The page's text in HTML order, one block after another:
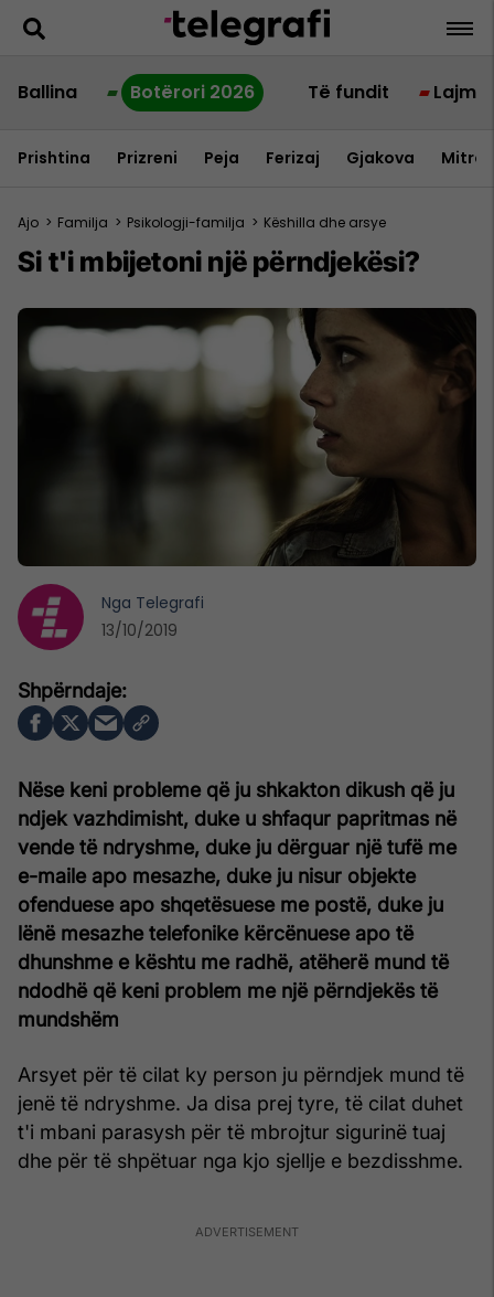
Ballina Botërori 2026 Të fundit Lajme
Prishtina Prizreni Peja Ferizaj Gjakova
Ajo > Familja > Psikologji-familja > Këshilla dhe arsye
Si t'i mbijetoni një përndjekësi?
Nëse keni probleme që ju shkakton dikush që ju
ndjek vazhdimisht, duke u shfaqur papritmas në
vende të ndryshme, duke ju dërguar një tufë me
e-maile apo mesazhe, duke ju nisur objekte
ofenduese apo shqetësuese me postë, duke ju
lënë mesazhe telefonike kërcënuese apo të
dhunshme e kështu me radhë, atëherë mund të
ndodhë që keni problem me një përndjekës të
mundshëm
Arsyet për të cilat ky person ju përndjek mund të
jenë të ndryshme. Ja disa prej tyre, të cilat duhet
t'i mbani parasysh për të mbrojtur sigurinë tuaj
dhe për të shpëtuar nga kjo sjellje e bezdisshme.
Nga Telegrafi
13/10/2019